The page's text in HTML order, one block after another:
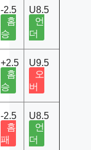
-2.5
홈
승
U8.5
언
더
+2.5
홈
승
U9.5
오
버
-2.5
홈
패
U8.5
언
더